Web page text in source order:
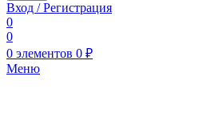
Вход / Регистрация
0
0
0 элементов 0 ₽
Меню